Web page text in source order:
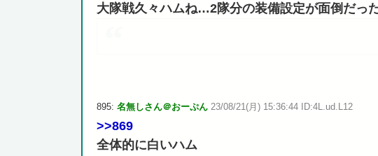
大隊戦久々ハムね…2隊分の装備設定が面倒だっ
895: 名無しさん＠おーぷん 23/08/21(月) 15:36:44 ID:4L.ud.L12
>>869
全体的に白いハム